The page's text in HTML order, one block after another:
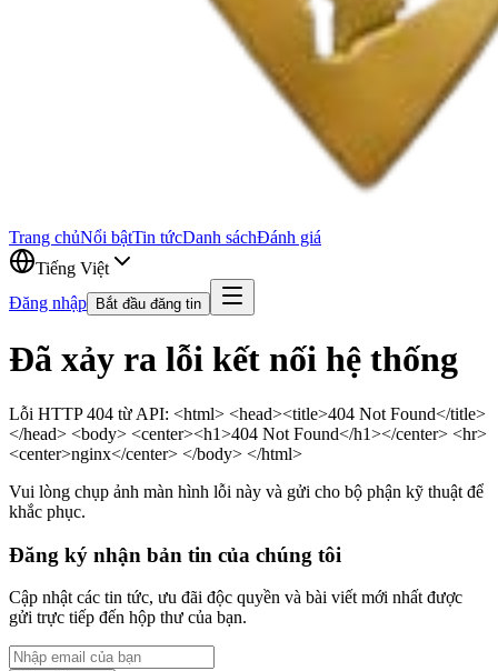
Trang chủNổi bậtTin tứcDanh sáchĐánh giá
Tiếng Việt
Đăng nhập
Bắt đầu đăng tin
Đã xảy ra lỗi kết nối hệ thống
Lỗi HTTP 404 từ API: <html> <head><title>404 Not Found</title>
</head> <body> <center><h1>404 Not Found</h1></center> <hr>
<center>nginx</center> </body> </html>
Vui lòng chụp ảnh màn hình lỗi này và gửi cho bộ phận kỹ thuật để
khắc phục.
Đăng ký nhận bản tin của chúng tôi
Cập nhật các tin tức, ưu đãi độc quyền và bài viết mới nhất được
gửi trực tiếp đến hộp thư của bạn.